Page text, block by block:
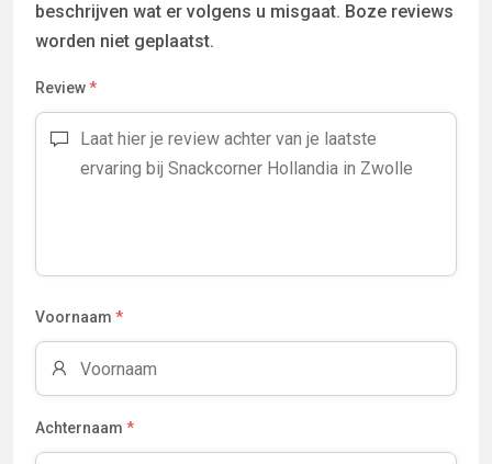
beschrijven wat er volgens u misgaat. Boze reviews
worden niet geplaatst.
Review*
Voornaam *
Achternaam *